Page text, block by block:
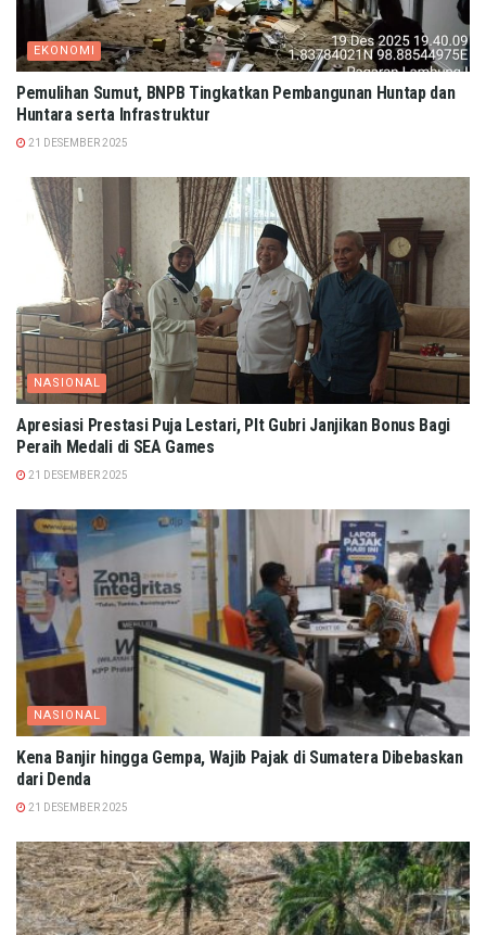
EKONOMI
Pemulihan Sumut, BNPB Tingkatkan Pembangunan Huntap dan
Huntara serta Infrastruktur
21 DESEMBER 2025
NASIONAL
Apresiasi Prestasi Puja Lestari, Plt Gubri Janjikan Bonus Bagi
Peraih Medali di SEA Games
21 DESEMBER 2025
NASIONAL
Kena Banjir hingga Gempa, Wajib Pajak di Sumatera Dibebaskan
dari Denda
21 DESEMBER 2025